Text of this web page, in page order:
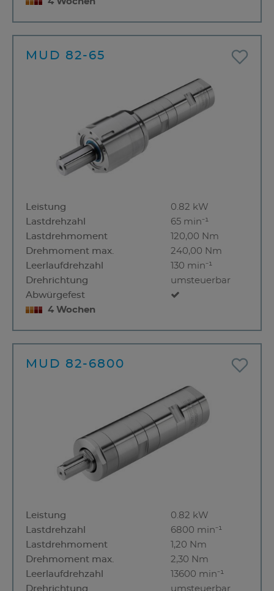
MUD 82-65
Leistung
0.82 kW
Lastdrehzahl
65 min⁻¹
Lastdrehmoment
120,00 Nm
Drehmoment max.
240,00 Nm
Leerlaufdrehzahl
130 min⁻¹
Drehrichtung
umsteuerbar
Abwürgefest
4 Wochen
MUD 82-6800
Leistung
0.82 kW
Lastdrehzahl
6800 min⁻¹
Lastdrehmoment
1,20 Nm
Drehmoment max.
2,30 Nm
Leerlaufdrehzahl
13600 min⁻¹
Drehrichtung
umsteuerbar